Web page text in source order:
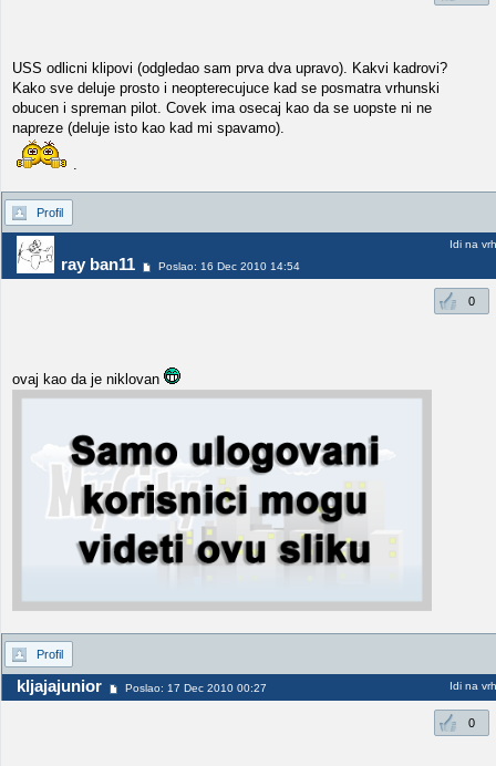
USS odlicni klipovi (odgledao sam prva dva upravo). Kakvi kadrovi?
Kako sve deluje prosto i neopterecujuce kad se posmatra vrhunski
obucen i spreman pilot. Covek ima osecaj kao da se uopste ni ne
napreze (deluje isto kao kad mi spavamo).
.
Profil
ray ban11 Poslao: 16 Dec 2010 14:54
Idi na vrh
0
ovaj kao da je niklovan
Profil
kljajajunior Poslao: 17 Dec 2010 00:27 Idi na vrh
0